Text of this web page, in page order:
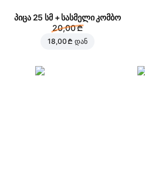
პიცა 25 სმ + სასმელი კომბო
20,00 ₾
18,00 ₾ დან